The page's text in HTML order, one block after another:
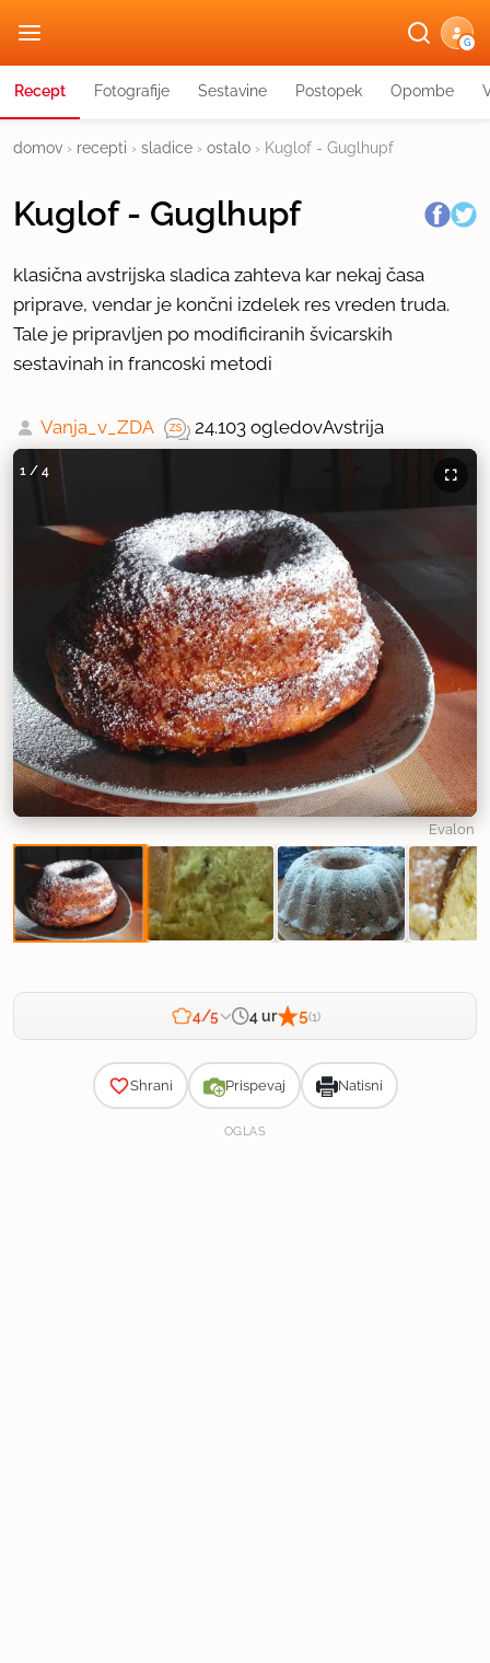
G
Recept Fotografije Sestavine Postopek Opombe
domov › recepti › sladice › ostalo › Kuglof - Guglhupf
Kuglof - Guglhupf
klasična avstrijska sladica zahteva kar nekaj časa
priprave, vendar je končni izdelek res vreden truda.
Tale je pripravljen po modificiranih švicarskih
sestavinah in francoski metodi
Vanja_v_ZDA 24.103 ogledovAvstrija
1 / 4
Evalon
4/5 4 ur 5(1)
Shrani Prispevaj Natisni
OGLAS